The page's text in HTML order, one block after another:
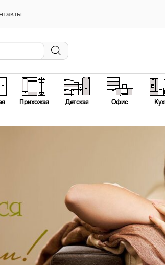
Прихожая Детская Офис